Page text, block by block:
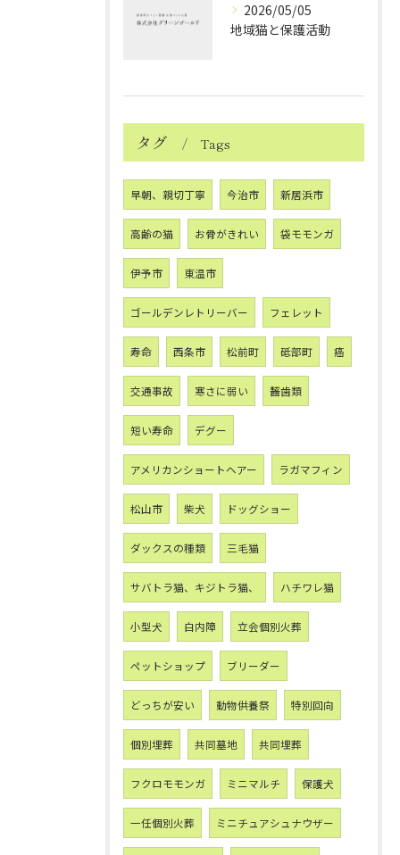
2026/05/05
地域猫と保護活動
タグ Tags
早朝、親切丁寧 今治市 新居浜市
高齢の猫 お骨がきれい 袋モモンガ
伊予市 東温市
ゴールデンレトリーバー フェレット
寿命 西条市 松前町 砥部町 癌
交通事故 寒さに弱い 齧歯類
短い寿命 デグー
アメリカンショートヘアー ラガマフィン
松山市 柴犬 ドッグショー
ダックスの種類 三毛猫
サバトラ猫、キジトラ猫、 ハチワレ猫
小型犬 白内障 立会個別火葬
ペットショップ ブリーダー
どっちが安い 動物供養祭 特別回向
個別埋葬 共同墓地 共同埋葬
フクロモモンガ ミニマルチ 保護犬
一任個別火葬 ミニチュアシュナウザー